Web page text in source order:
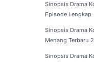
Sinopsis Drama
Episode Lengkap
Sinopsis Drama
Menang Terbaru
Sinopsis Drama